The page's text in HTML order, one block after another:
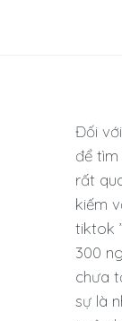
Đối
để tìm
rất
kiếm
tiktok
300
chưa
sự là